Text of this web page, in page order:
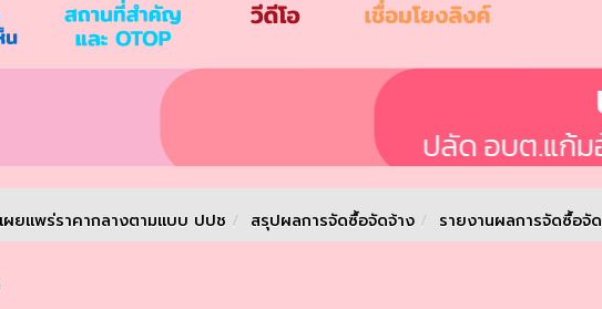
ผยเเพร่ราคากลางตามเเบบ ปปช / สรุปผลการจัดซื้อจัดจ้าง / รายงานผลการจัดซื้อจั